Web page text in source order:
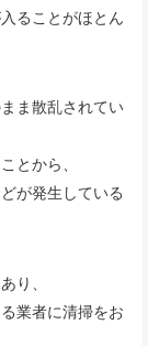
ることがほとん
ま散乱されてい
とから、
が発生している
り、
業者に清掃をお